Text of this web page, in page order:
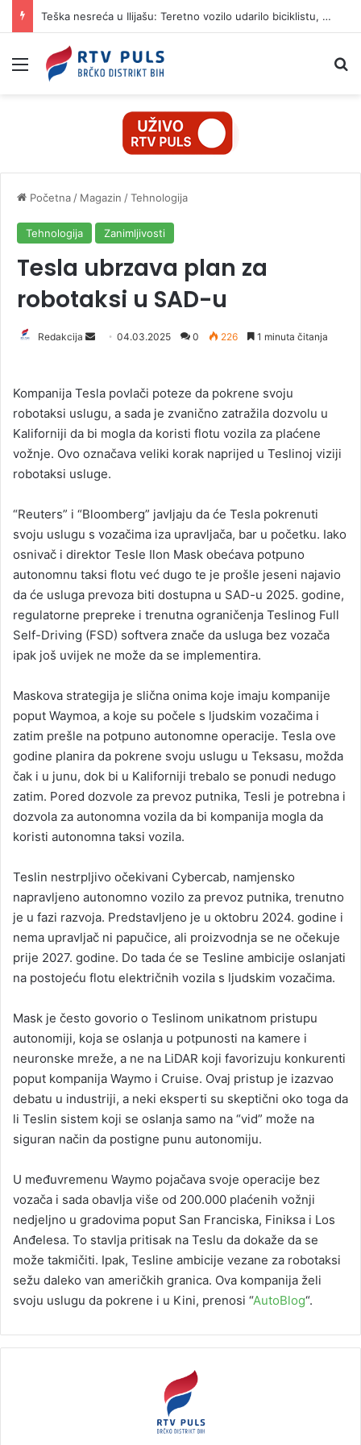
Teška nesreća u Ilijašu: Teretno vozilo udarilo biciklistu, 75-godišnjak zadržan u bolnici
Izbornik
Početna / Magazin /Tehnologija
Tehnologija Zanimljivosti
Tesla ubrzava plan za
robotaksi u SAD-u
Redakcija
d
a
n
e
m
i
04.03.2025 0 226 1 minuta čitanja
Kompanija Tesla povlači poteze da pokrene svoju
robotaksi uslugu, a sada je zvanično zatražila dozvolu u
Kaliforniji da bi mogla da koristi flotu vozila za plaćene
vožnje. Ovo označava veliki korak naprijed u Teslinoj viziji
robotaksi usluge.
“Reuters” i “Bloomberg” javljaju da će Tesla pokrenuti
svoju uslugu s vozačima iza upravljača, bar u početku. Iako
osnivač i direktor Tesle Ilon Mask obećava potpuno
autonomnu taksi flotu već dugo te je prošle jeseni najavio
da će usluga prevoza biti dostupna u SAD-u 2025. godine,
regulatorne prepreke i trenutna ograničenja Teslinog Full
Self-Driving (FSD) softvera znače da usluga bez vozača
ipak još uvijek ne može da se implementira.
Maskova strategija je slična onima koje imaju kompanije
poput Waymoa, a koje su počele s ljudskim vozačima i
zatim prešle na potpuno autonomne operacije. Tesla ove
godine planira da pokrene svoju uslugu u Teksasu, možda
čak i u junu, dok bi u Kaliforniji trebalo se ponudi nedugo
zatim. Pored dozvole za prevoz putnika, Tesli je potrebna i
dozvola za autonomna vozila da bi kompanija mogla da
koristi autonomna taksi vozila.
Teslin nestrpljivo očekivani Cybercab, namjensko
napravljeno autonomno vozilo za prevoz putnika, trenutno
je u fazi razvoja. Predstavljeno je u oktobru 2024. godine i
nema upravljač ni papučice, ali proizvodnja se ne očekuje
prije 2027. godine. Do tada će se Tesline ambicije oslanjati
na postojeću flotu električnih vozila s ljudskim vozačima.
Mask je često govorio o Teslinom unikatnom pristupu
autonomiji, koja se oslanja u potpunosti na kamere i
neuronske mreže, a ne na LiDAR koji favorizuju konkurenti
poput kompanija Waymo i Cruise. Ovaj pristup je izazvao
debatu u industriji, a neki eksperti su skeptični oko toga da
li Teslin sistem koji se oslanja samo na “vid” može na
siguran način da postigne punu autonomiju.
U međuvremenu Waymo pojačava svoje operacije bez
vozača i sada obavlja više od 200.000 plaćenih vožnji
nedjeljno u gradovima poput San Franciska, Finiksa i Los
Anđelesa. To stavlja pritisak na Teslu da dokaže da se
može takmičiti. Ipak, Tesline ambicije vezane za robotaksi
sežu daleko van američkih granica. Ova kompanija želi
svoju uslugu da pokrene i u Kini, prenosi “AutoBlog“.